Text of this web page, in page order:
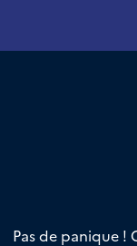
Pas de panique !